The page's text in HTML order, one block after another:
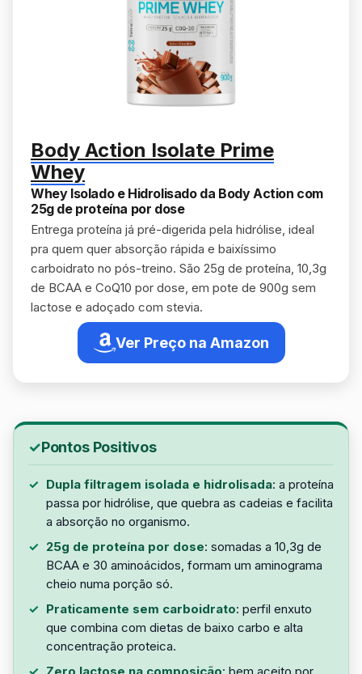
Body Action Isolate Prime
Whey
Whey Isolado e Hidrolisado da Body Action com
25g de proteína por dose
Entrega proteína já pré-digerida pela hidrólise, ideal
pra quem quer absorção rápida e baixíssimo
carboidrato no pós-treino. São 25g de proteína, 10,3g
de BCAA e CoQ10 por dose, em pote de 900g sem
lactose e adoçado com stevia.
Ver Preço na Amazon
Pontos Positivos
Dupla filtragem isolada e hidrolisada: a proteína
passa por hidrólise, que quebra as cadeias e facilita
a absorção no organismo.
25g de proteína por dose: somadas a 10,3g de
BCAA e 30 aminoácidos, formam um aminograma
cheio numa porção só.
Praticamente sem carboidrato: perfil enxuto
que combina com dietas de baixo carbo e alta
concentração proteica.